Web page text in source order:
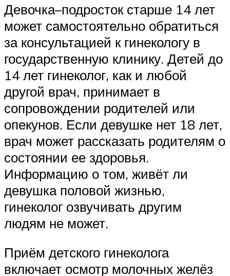
Девочка–подросток старше 14 лет
может самостоятельно обратиться
за консультацией к гинекологу в
государственную клинику. Детей до
14 лет гинеколог, как и любой
другой врач, принимает в
сопровождении родителей или
опекунов. Если девушке нет 18 лет,
врач может рассказать родителям о
состоянии ее здоровья.
Информацию о том, живёт ли
девушка половой жизнью,
гинеколог озвучивать другим
людям не может.
Приём детского гинеколога
включает осмотр молочных желёз